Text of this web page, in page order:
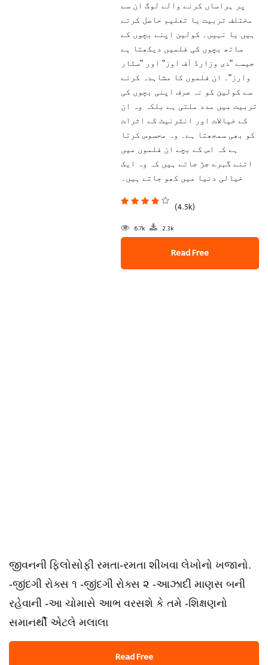
پر ہراساں کرنے والے لوگ ان سے
مختلف تربیت یا تعلیم حاصل کرتے
ہیں یا نہیں۔ کولین اپنے بچوں کے
ساتھ بچوں کی فلمیں دیکھتا ہے
جیسے "دی وزارڈ آف اوز" اور "سٹار
وارز"۔ ان فلموں کا مشاہدہ کرنے
سے کولین کو نہ صرف اپنی بچوں کی
تربیت میں مدد ملتی ہے بلکہ وہ ان
کے خیالات اور انٹرنیٹ کے اثرات
کو بھی سمجھتا ہے۔ وہ محسوس کرتا
ہے کہ اس کے بچے ان فلموں میں
اتنے گہرے جڑ جاتے ہیں کہ وہ ایک
خیالی دنیا میں کھو جاتے ہیں۔
(4.5k)
6.7k 2.3k
Read Free
જીવનની ફિલોસોફી રમતા-રમતા શીખવા લેખોનો ખજાનો.
-જીંદગી રોક્સ ૧ -જીંદગી રોક્સ ૨ -આઝાદી માણસ બની
રહેવાની -આ ચોમાસે આભ વરસશે કે તમે -શિક્ષણનો
સમાનર્થી એટલે મલાલા
Read Free